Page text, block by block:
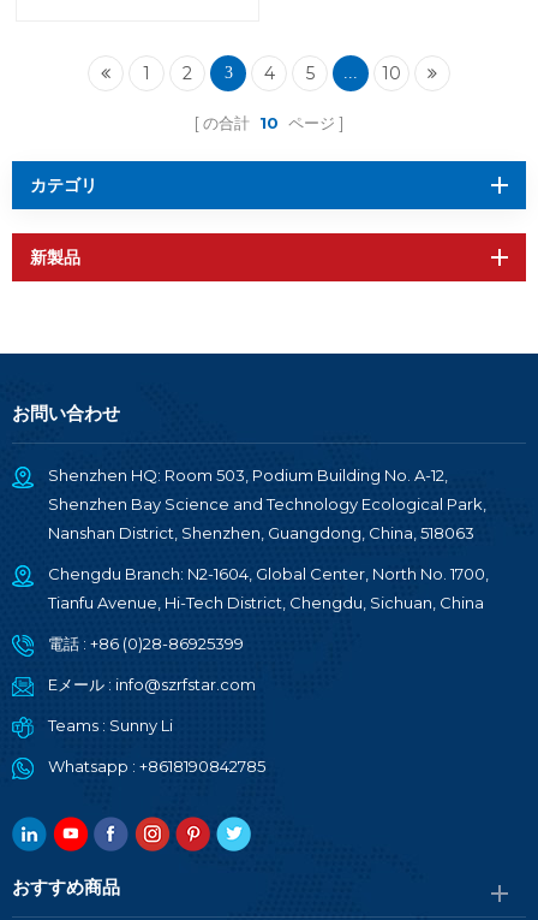
1 2 3 4 5 ... 10
の合計 10 ページ
カテゴリ
新製品
お問い合わせ
Shenzhen HQ: Room 503, Podium Building No. A-12,
Shenzhen Bay Science and Technology Ecological Park,
Nanshan District, Shenzhen, Guangdong, China, 518063
Chengdu Branch: N2-1604, Global Center, North No. 1700,
Tianfu Avenue, Hi-Tech District, Chengdu, Sichuan, China
電話 : +86 (0)28-86925399
Eメール : info@szrfstar.com
Teams : Sunny Li
Whatsapp : +8618190842785
おすすめ商品